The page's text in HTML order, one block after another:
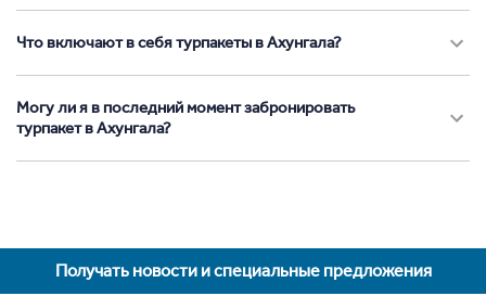
Что включают в себя турпакеты в Ахунгала?
Могу ли я в последний момент забронировать
турпакет в Ахунгала?
Получать новости и специальные предложения